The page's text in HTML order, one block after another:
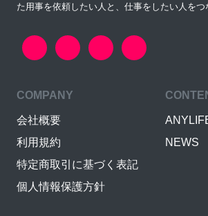
た用事を依頼したい人と、仕事をしたい人をつ
COMPANY
会社概要
利用規約
特定商取引に基づく表記
個人情報保護方針
NEWS